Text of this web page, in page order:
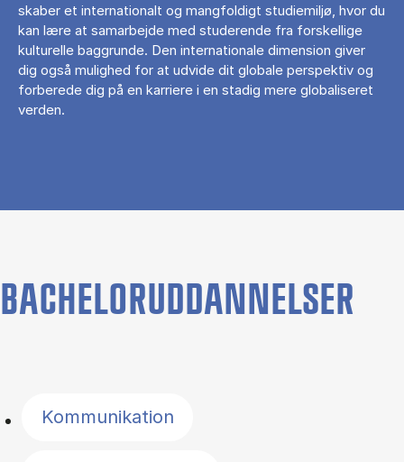
skaber et internationalt og mangfoldigt studiemiljø, hvor du
kan lære at samarbejde med studerende fra forskellige
kulturelle baggrunde. Den internationale dimension giver
dig også mulighed for at udvide dit globale perspektiv og
forberede dig på en karriere i en stadig mere globaliseret
verden.
BACHELORUDDANNELSER
Kommunikation